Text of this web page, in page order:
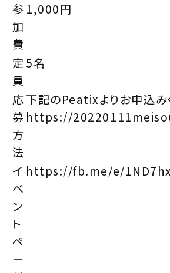
参
加
費
1,000円
定
員
5名
応
募
方
法
下記のPeatixよりお申込み
https://
イ
ベ
ン
ト
ペ
ー
https://fb.me/e/